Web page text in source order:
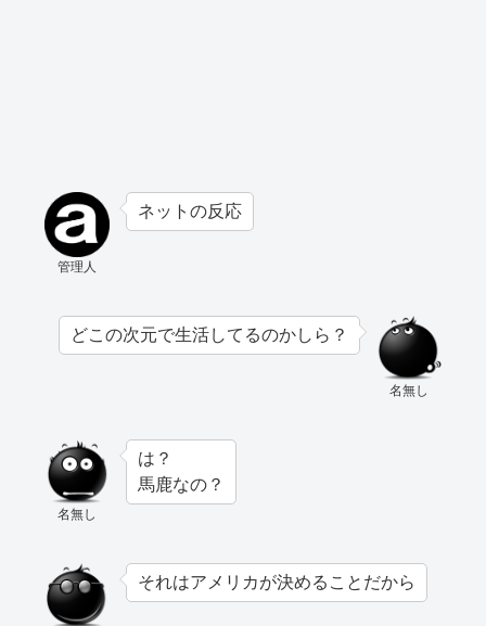
管理人
ネットの反応
名無し
どこの次元で生活してるのかしら？
名無し
は？
馬鹿なの？
それはアメリカが決めることだから